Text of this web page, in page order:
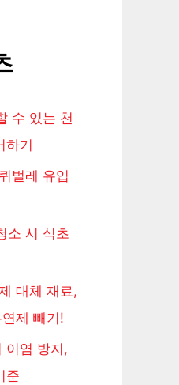
수 있는 천
하기
벌레 유입
소 시 식초
대체 재료,
제 빼기!
이염 방지,
준